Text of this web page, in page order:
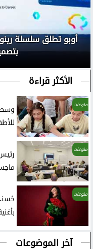
الأكثر قراءة
منوعات
وسط
منوعات
منوعات
آخر الموضوعات